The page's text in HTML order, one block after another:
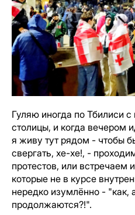
Гуляю иногда по Тбилиси с
столицы, и когда вечером
я живу тут рядом - чтобы
свергать, хе-хе!, -
протестов, или встречаем
которые не в курсе
нередко изумлённо - "как,
продолжаются?!".